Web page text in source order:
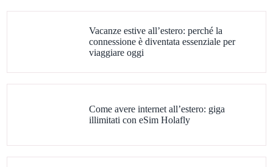
Vacanze estive all’estero: perché la
connessione è diventata essenziale per
viaggiare oggi
Come avere internet all’estero: giga
illimitati con eSim Holafly